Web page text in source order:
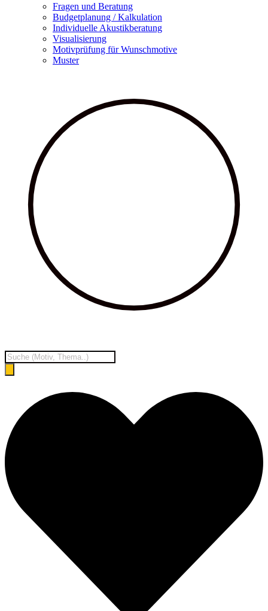
Fragen und Beratung
Budgetplanung / Kalkulation
Individuelle Akustikberatung
Visualisierung
Motivprüfung für Wunschmotive
Muster
Products
search